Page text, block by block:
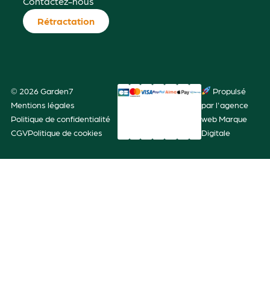
Rétractation
© 2026 Garden7
Mentions légales
Politique de confidentialité
CGVPolitique de cookies
Propulsé
par l'agence
web Marque
Digitale